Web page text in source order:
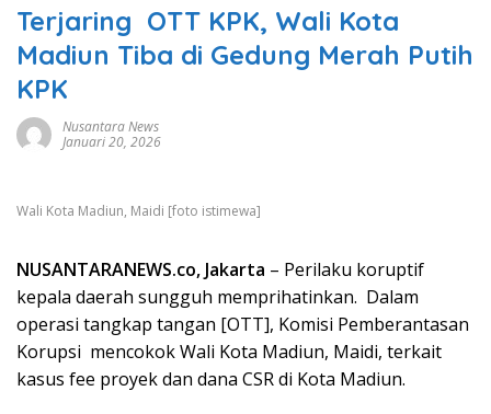
Terjaring OTT KPK, Wali Kota
Madiun Tiba di Gedung Merah Putih
KPK
Nusantara News
Januari 20, 2026
Wali Kota Madiun, Maidi [foto istimewa]
NUSANTARANEWS.co, Jakarta – Perilaku koruptif
kepala daerah sungguh memprihatinkan. Dalam
operasi tangkap tangan [OTT], Komisi Pemberantasan
Korupsi mencokok Wali Kota Madiun, Maidi, terkait
kasus fee proyek dan dana CSR di Kota Madiun.